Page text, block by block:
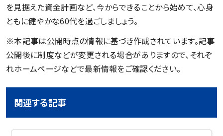
を見据えた資金計画など、今からできることから始めて、心身
ともに健やかな60代を過ごしましょう。
※本記事は公開時点の情報に基づき作成されています。記事
公開後に制度などが変更される場合がありますので、それぞ
れホームページなどで最新情報をご確認ください。
関連する記事